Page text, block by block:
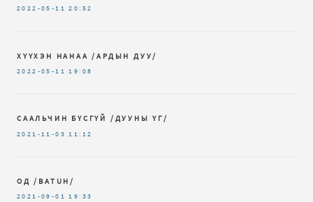
2022-05-11 20:52
ХҮҮХЭН НАНАА /АРДЫН ДУУ/
2022-05-11 19:08
СААЛЬЧИН БҮСГҮЙ /ДУУНЫ ҮГ/
2021-11-03 11:12
ОД /BATUH/
2021-09-01 19:33